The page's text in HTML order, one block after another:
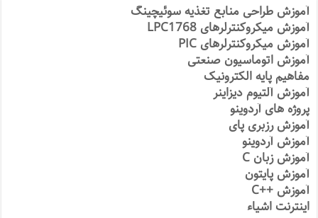
آموزش طراحی منابع تغذیه سوئیچینگ
آموزش میکروکنترلرهای LPC1768
آموزش میکروکنترلرهای PIC
آموزش اتوماسیون صنعتی
مفاهیم پایه الکترونیک
آموزش آلتیوم دیزاینر
پروژه های آردوینو
آموزش رزبری پای
آموزش آردوینو
آموزش زبان C
آموزش پایتون
آموزش ++C
اینترنت اشیاء